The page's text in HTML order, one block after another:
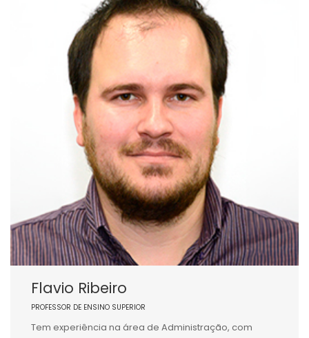
Flavio Ribeiro
PROFESSOR DE ENSINO SUPERIOR
Tem experiência na área de Administração, com